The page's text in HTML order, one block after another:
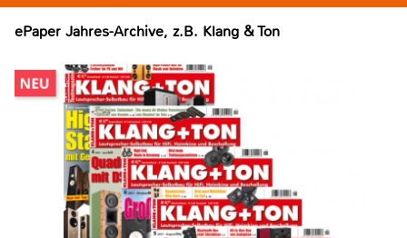
ePaper Jahres-Archive, z.B. Klang & Ton